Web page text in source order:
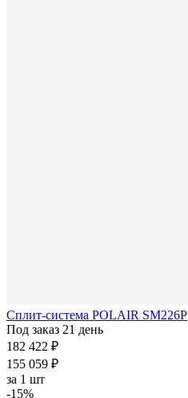
Сплит-система POLAIR SM226P
Под заказ 21 день
182 422 ₽
155 059 ₽
за 1 шт
-15%